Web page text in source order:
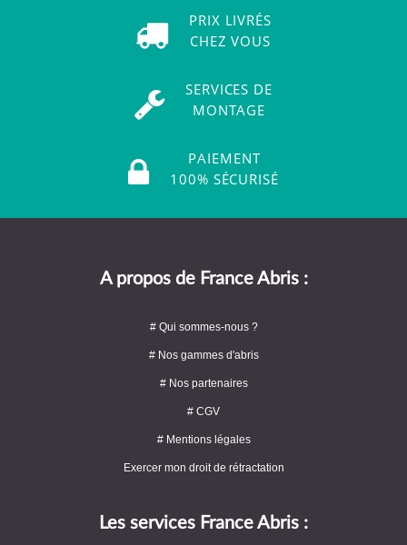
PRIX LIVRÉS
CHEZ VOUS
SERVICES DE
MONTAGE
PAIEMENT
100% SÉCURISÉ
A propos de France Abris :
# Qui sommes-nous ?
# Nos gammes d'abris
# Nos partenaires
# CGV
# Mentions légales
Exercer mon droit de rétractation
Les services France Abris :